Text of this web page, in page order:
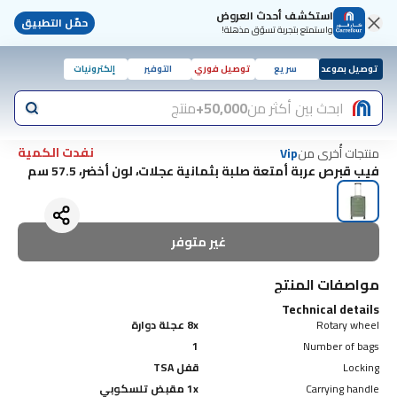
استكشف أحدث العروض
واستمتع بتجربة تسوّق مذهلة! حمّل التطبيق
توصيل بموعد سريع توصيل فوري التوفير إلكترونيات
ابحث بين أكثر من50,000+ منتج
منتجات أُخرى منVip
نفدت الكمية
فيب قبرص عربة أمتعة صلبة بثمانية عجلات، لون أخضر، 57.5 سم
غير متوفر
مواصفات المنتج
Technical details
Rotary wheel
8x عجلة دوارة
Number of bags
1
Locking
قفل TSA
Carrying handle
1x مقبض تلسكوبي